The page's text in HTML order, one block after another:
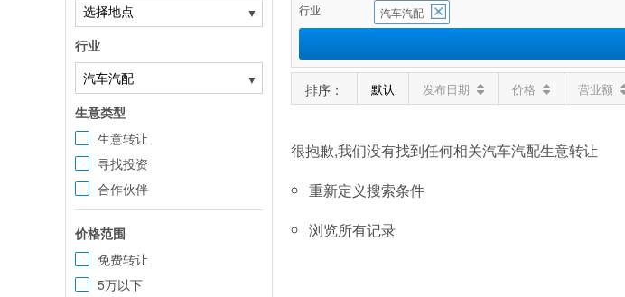
▼
行业
▼
生意类型
生意转让
寻找投资
合作伙伴
价格范围
免费转让
5万以下
行业 汽车汽配
排序： 默认 发布日期 价格 营业额
很抱歉,我们没有找到任何相关汽车汽配生意转让
重新定义搜索条件
浏览所有记录